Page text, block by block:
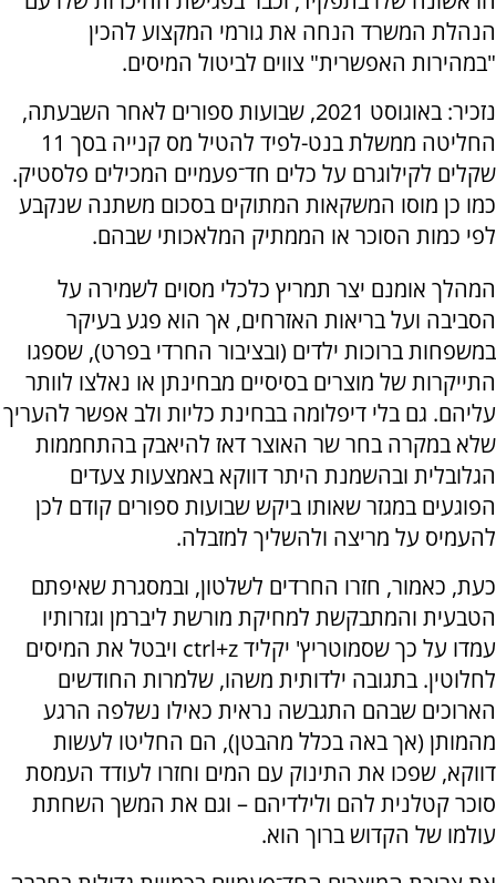
הנהלת המשרד הנחה את גורמי המקצוע להכין
"במהירות האפשרית" צווים לביטול המיסים.
נזכיר: באוגוסט 2021, שבועות ספורים לאחר השבעתה,
החליטה ממשלת בנט-לפיד להטיל מס קנייה בסך 11
שקלים לקילוגרם על כלים חד־פעמיים המכילים פלסטיק.
כמו כן מוסו המשקאות המתוקים בסכום משתנה שנקבע
לפי כמות הסוכר או הממתיק המלאכותי שבהם.
המהלך אומנם יצר תמריץ כלכלי מסוים לשמירה על
הסביבה ועל בריאות האזרחים, אך הוא פגע בעיקר
במשפחות ברוכות ילדים (ובציבור החרדי בפרט), שספגו
התייקרות של מוצרים בסיסיים מבחינתן או נאלצו לוותר
עליהם. גם בלי דיפלומה בבחינת כליות ולב אפשר להעריך
שלא במקרה בחר שר האוצר דאז להיאבק בהתחממות
הגלובלית ובהשמנת היתר דווקא באמצעות צעדים
הפוגעים במגזר שאותו ביקש שבועות ספורים קודם לכן
להעמיס על מריצה ולהשליך למזבלה.
כעת, כאמור, חזרו החרדים לשלטון, ובמסגרת שאיפתם
הטבעית והמתבקשת למחיקת מורשת ליברמן וגזרותיו
עמדו על כך שסמוטריץ' יקלידctrl+z ויבטל את המיסים
לחלוטין. בתגובה ילדותית משהו, שלמרות החודשים
הארוכים שבהם התגבשה נראית כאילו נשלפה הרגע
מהמותן (אך באה בכלל מהבטן), הם החליטו לעשות
דווקא, שפכו את התינוק עם המים וחזרו לעודד העמסת
סוכר קטלנית להם ולילדיהם – וגם את המשך השחתת
עולמו של הקדוש ברוך הוא.